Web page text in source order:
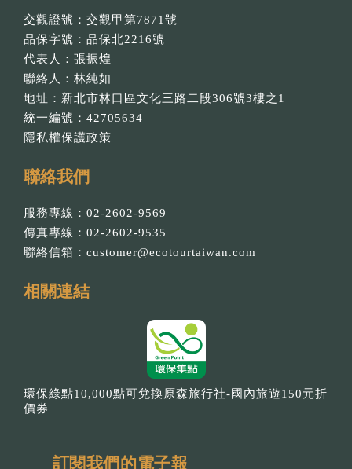
交觀證號：交觀甲第7871號
品保字號：品保北2216號
代表人：張振煌
聯絡人：林純如
地址：新北市林口區文化三路二段306號3樓之1
統一編號：42705634
隱私權保護政策
聯絡我們
服務專線：02-2602-9569
傳真專線：02-2602-9535
聯絡信箱： customer@ecotourtaiwan.com
相關連結
環保綠點10,000點可兌換原森旅行社-國內旅遊150元折
價券
訂閱我們的電子報